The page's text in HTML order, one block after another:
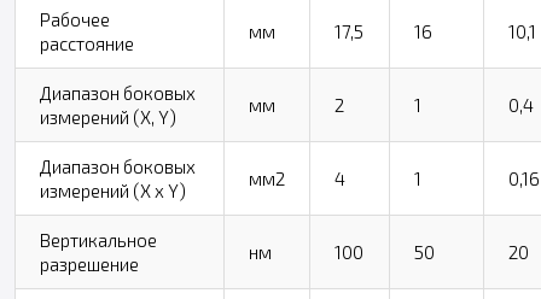
Рабочее
расстояние
мм 17,5 16 10,1
Диапазон боковых
измерений (X, Y)
мм 2 1 0,4
Диапазон боковых
измерений (X x Y)
мм2 4 1 0,16
Вертикальное
разрешение
нм 100 50 20